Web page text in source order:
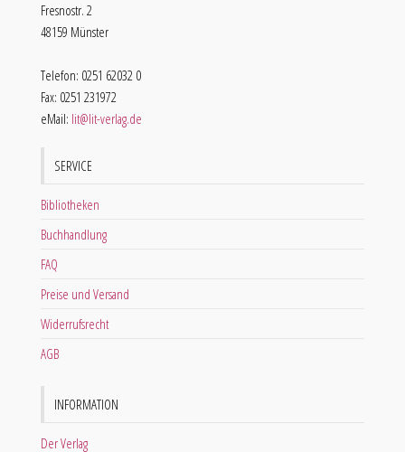
Fresnostr. 2
48159 Münster
Telefon: 0251 62032 0
Fax: 0251 231972
eMail: lit@lit-verlag.de
SERVICE
Bibliotheken
Buchhandlung
FAQ
Preise und Versand
Widerrufsrecht
AGB
INFORMATION
Der Verlag